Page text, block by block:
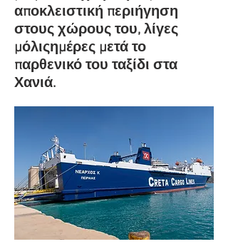
αποκλειστική περιήγηση
στους χώρους του, λίγες
μόλιςημέρες μετά το
παρθενικό του ταξίδι στα
Χανιά.